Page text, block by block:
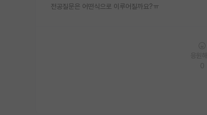
전공질문은 어떤식으로 이루어질까요?ㅠ